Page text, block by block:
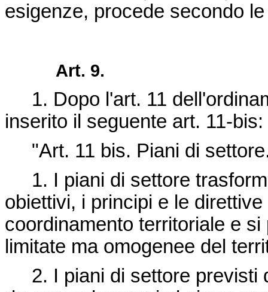
esigenze, procede secondo
Art. 9.
1. Dopo l'art. 11
inserito il seguente art. 11-bis:
"Art. 11 bis. Piani di
1. I piani di settore
obiettivi, i principi e le
coordinamento territoriale e
limitate ma omogenee del
2. I piani di settore previsti